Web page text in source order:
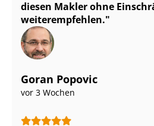
diesen Makler ohne
weiterempfehlen.
Goran Popovic
vor 3 Wochen